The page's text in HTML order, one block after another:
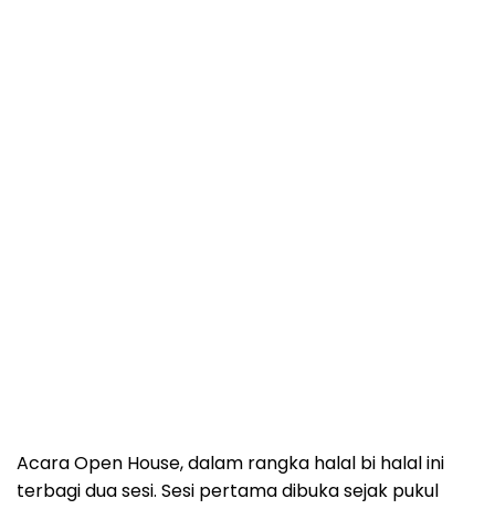
Acara Open House, dalam rangka halal bi halal ini
terbagi dua sesi. Sesi pertama dibuka sejak pukul